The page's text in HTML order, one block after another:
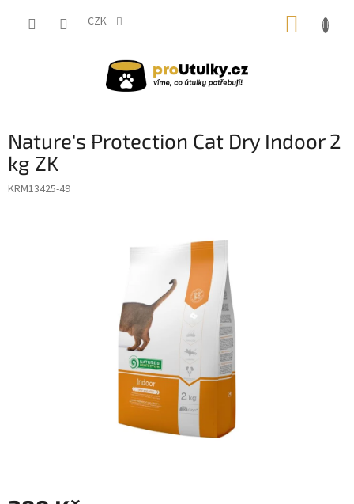
CZK
Nature's Protection Cat Dry Indoor 2
kg ZK
KRM13425-49